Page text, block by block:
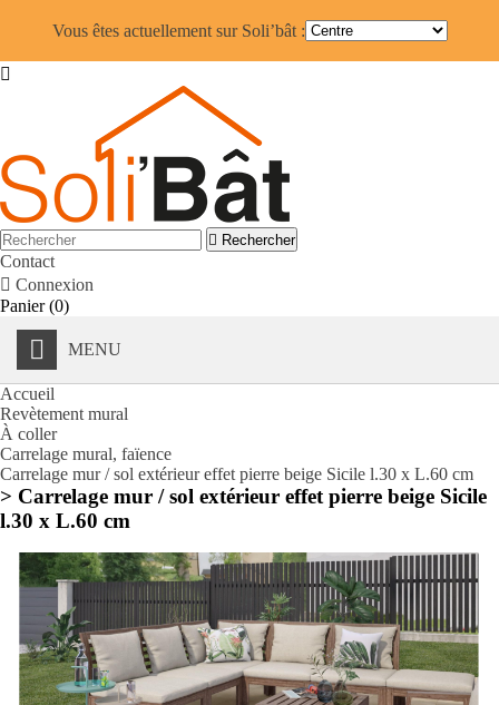
Vous êtes actuellement sur Soli’bât :

 Rechercher
Contact
 Connexion
Panier (0)
MENU
Accueil
Revètement mural
À coller
Carrelage mural, faïence
Carrelage mur / sol extérieur effet pierre beige Sicile l.30 x L.60 cm
> Carrelage mur / sol extérieur effet pierre beige Sicile
l.30 x L.60 cm